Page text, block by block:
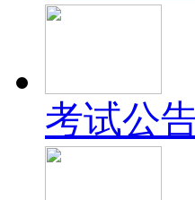
考试公